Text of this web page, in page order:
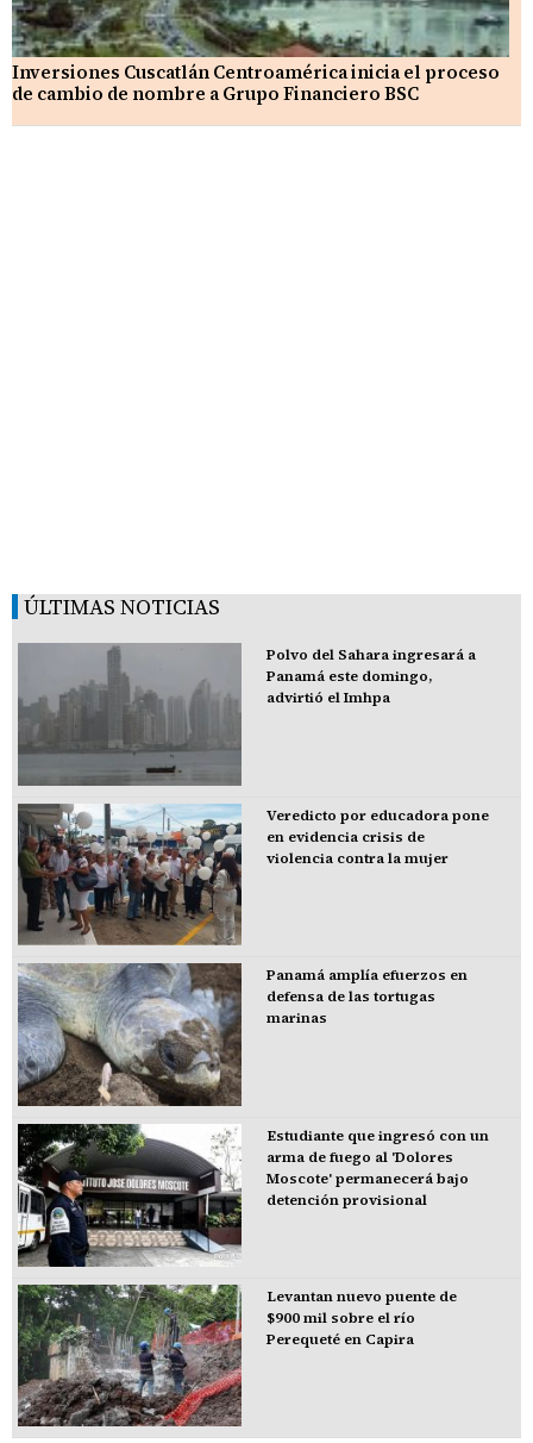
Inversiones Cuscatlán Centroamérica inicia el proceso
de cambio de nombre a Grupo Financiero BSC
ÚLTIMAS NOTICIAS
Polvo del Sahara ingresará a
Panamá este domingo,
advirtió el Imhpa
Veredicto por educadora pone
en evidencia crisis de
violencia contra la mujer
Panamá amplía efuerzos en
defensa de las tortugas
marinas
Estudiante que ingresó con un
arma de fuego al 'Dolores
Moscote' permanecerá bajo
detención provisional
Levantan nuevo puente de
$900 mil sobre el río
Perequeté en Capira